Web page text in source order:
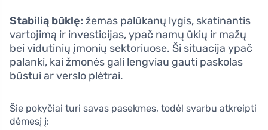
Stabilią būklę: žemas palūkanų lygis, skatinantis
vartojimą ir investicijas, ypač namų ūkių ir mažų
bei vidutinių įmonių sektoriuose. Ši situacija ypač
palanki, kai žmonės gali lengviau gauti paskolas
būstui ar verslo plėtrai.
Šie pokyčiai turi savas pasekmes, todėl svarbu atkreipti
dėmesį į: